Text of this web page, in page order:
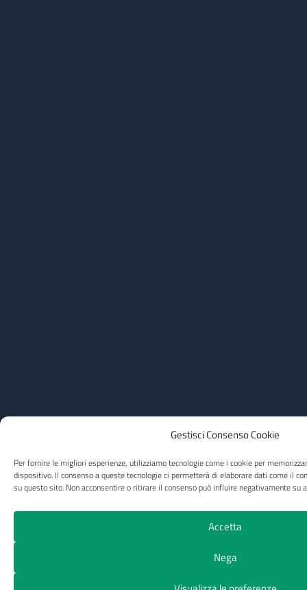
Gestisci Consenso Cookie
Per fornire le migliori esperienze, utilizziamo tecnologie come i cookie per
dispositivo. Il consenso a queste tecnologie ci permetterà di elaborare dati come il
su questo sito. Non acconsentire o ritirare il consenso può influire negativamente su
Accetta
Nega